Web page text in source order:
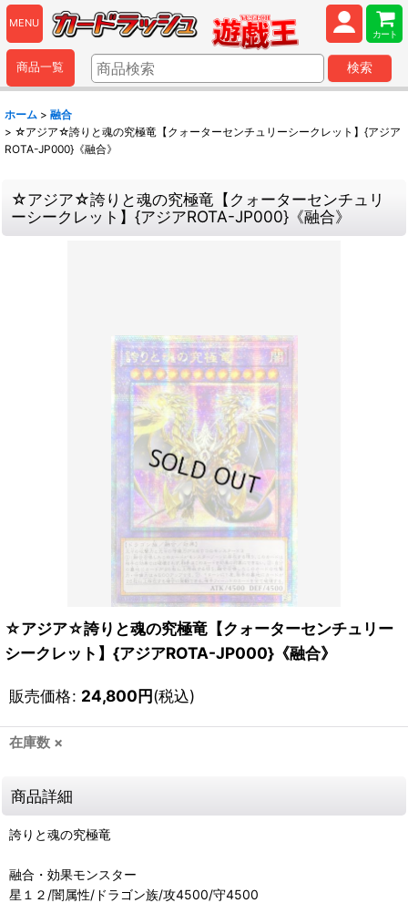
MENU
カート
商品一覧 検索
ホーム > 融合
> ☆アジア☆誇りと魂の究極竜【クォーターセンチュリーシークレット】{アジア
ROTA-JP000}《融合》
☆アジア☆誇りと魂の究極竜【クォーターセンチュリ
ーシークレット】{アジアROTA-JP000}《融合》
☆アジア☆誇りと魂の究極竜【クォーターセンチュリー
シークレット】{アジアROTA-JP000}《融合》
販売価格: 24,800円(税込)
在庫数 ×
商品詳細
誇りと魂の究極竜
融合・効果モンスター
星１２/闇属性/ドラゴン族/攻4500/守4500